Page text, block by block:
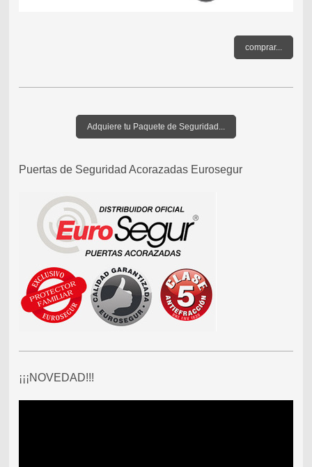
comprar...
Adquiere tu Paquete de Seguridad...
Puertas de Seguridad Acorazadas Eurosegur
¡¡¡NOVEDAD!!!